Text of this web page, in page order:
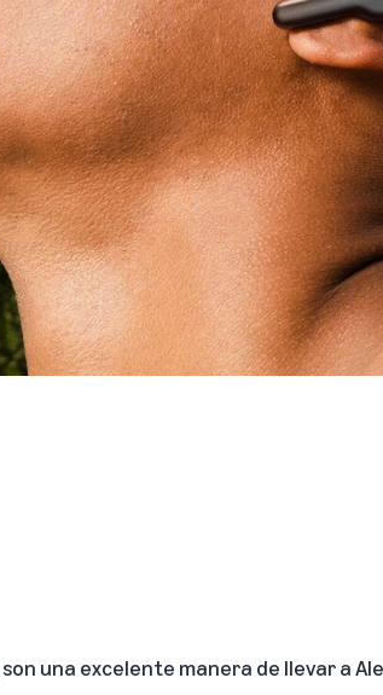
son una excelente manera de llevar a